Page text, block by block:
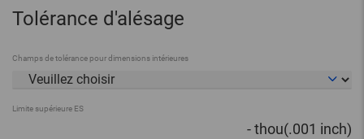
Tolérance d'alésage
Champs de tolérance pour dimensions intérieures
Limite supérieure ES
-thou(.001 inch)